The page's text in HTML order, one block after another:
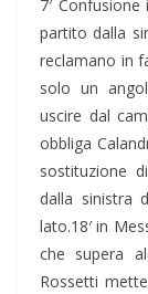
7′
partito dalla
reclamano in
solo un
uscire dal
obbliga
sostituzione
dalla sinistra
lato.18′ in
che supera
Rossetti